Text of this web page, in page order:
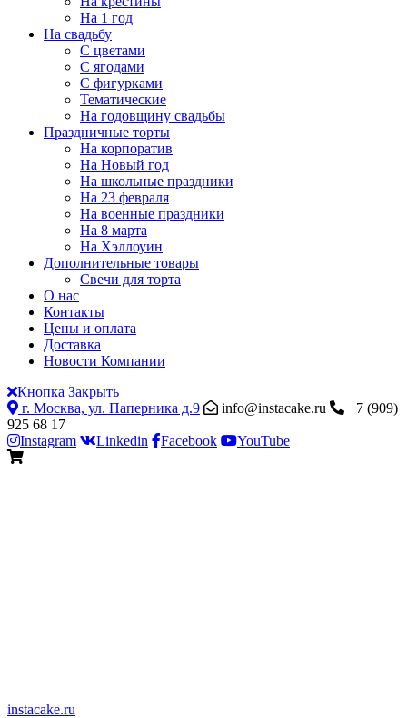
На 1 год
На свадьбу
С цветами
С ягодами
С фигурками
Тематические
На годовщину свадьбы
Праздничные торты
На корпоратив
На Новый год
На школьные праздники
На 23 февраля
На военные праздники
На 8 марта
На Хэллоуин
Дополнительные товары
Свечи для торта
О нас
Контакты
Цены и оплата
Доставка
Новости Компании
Кнопка Закрыть
г. Москва, ул. Паперника д.9
info@instacake.ru
+7 (909)
925 68 17
Instagram
Linkedin Facebook YouTube
instacake.ru